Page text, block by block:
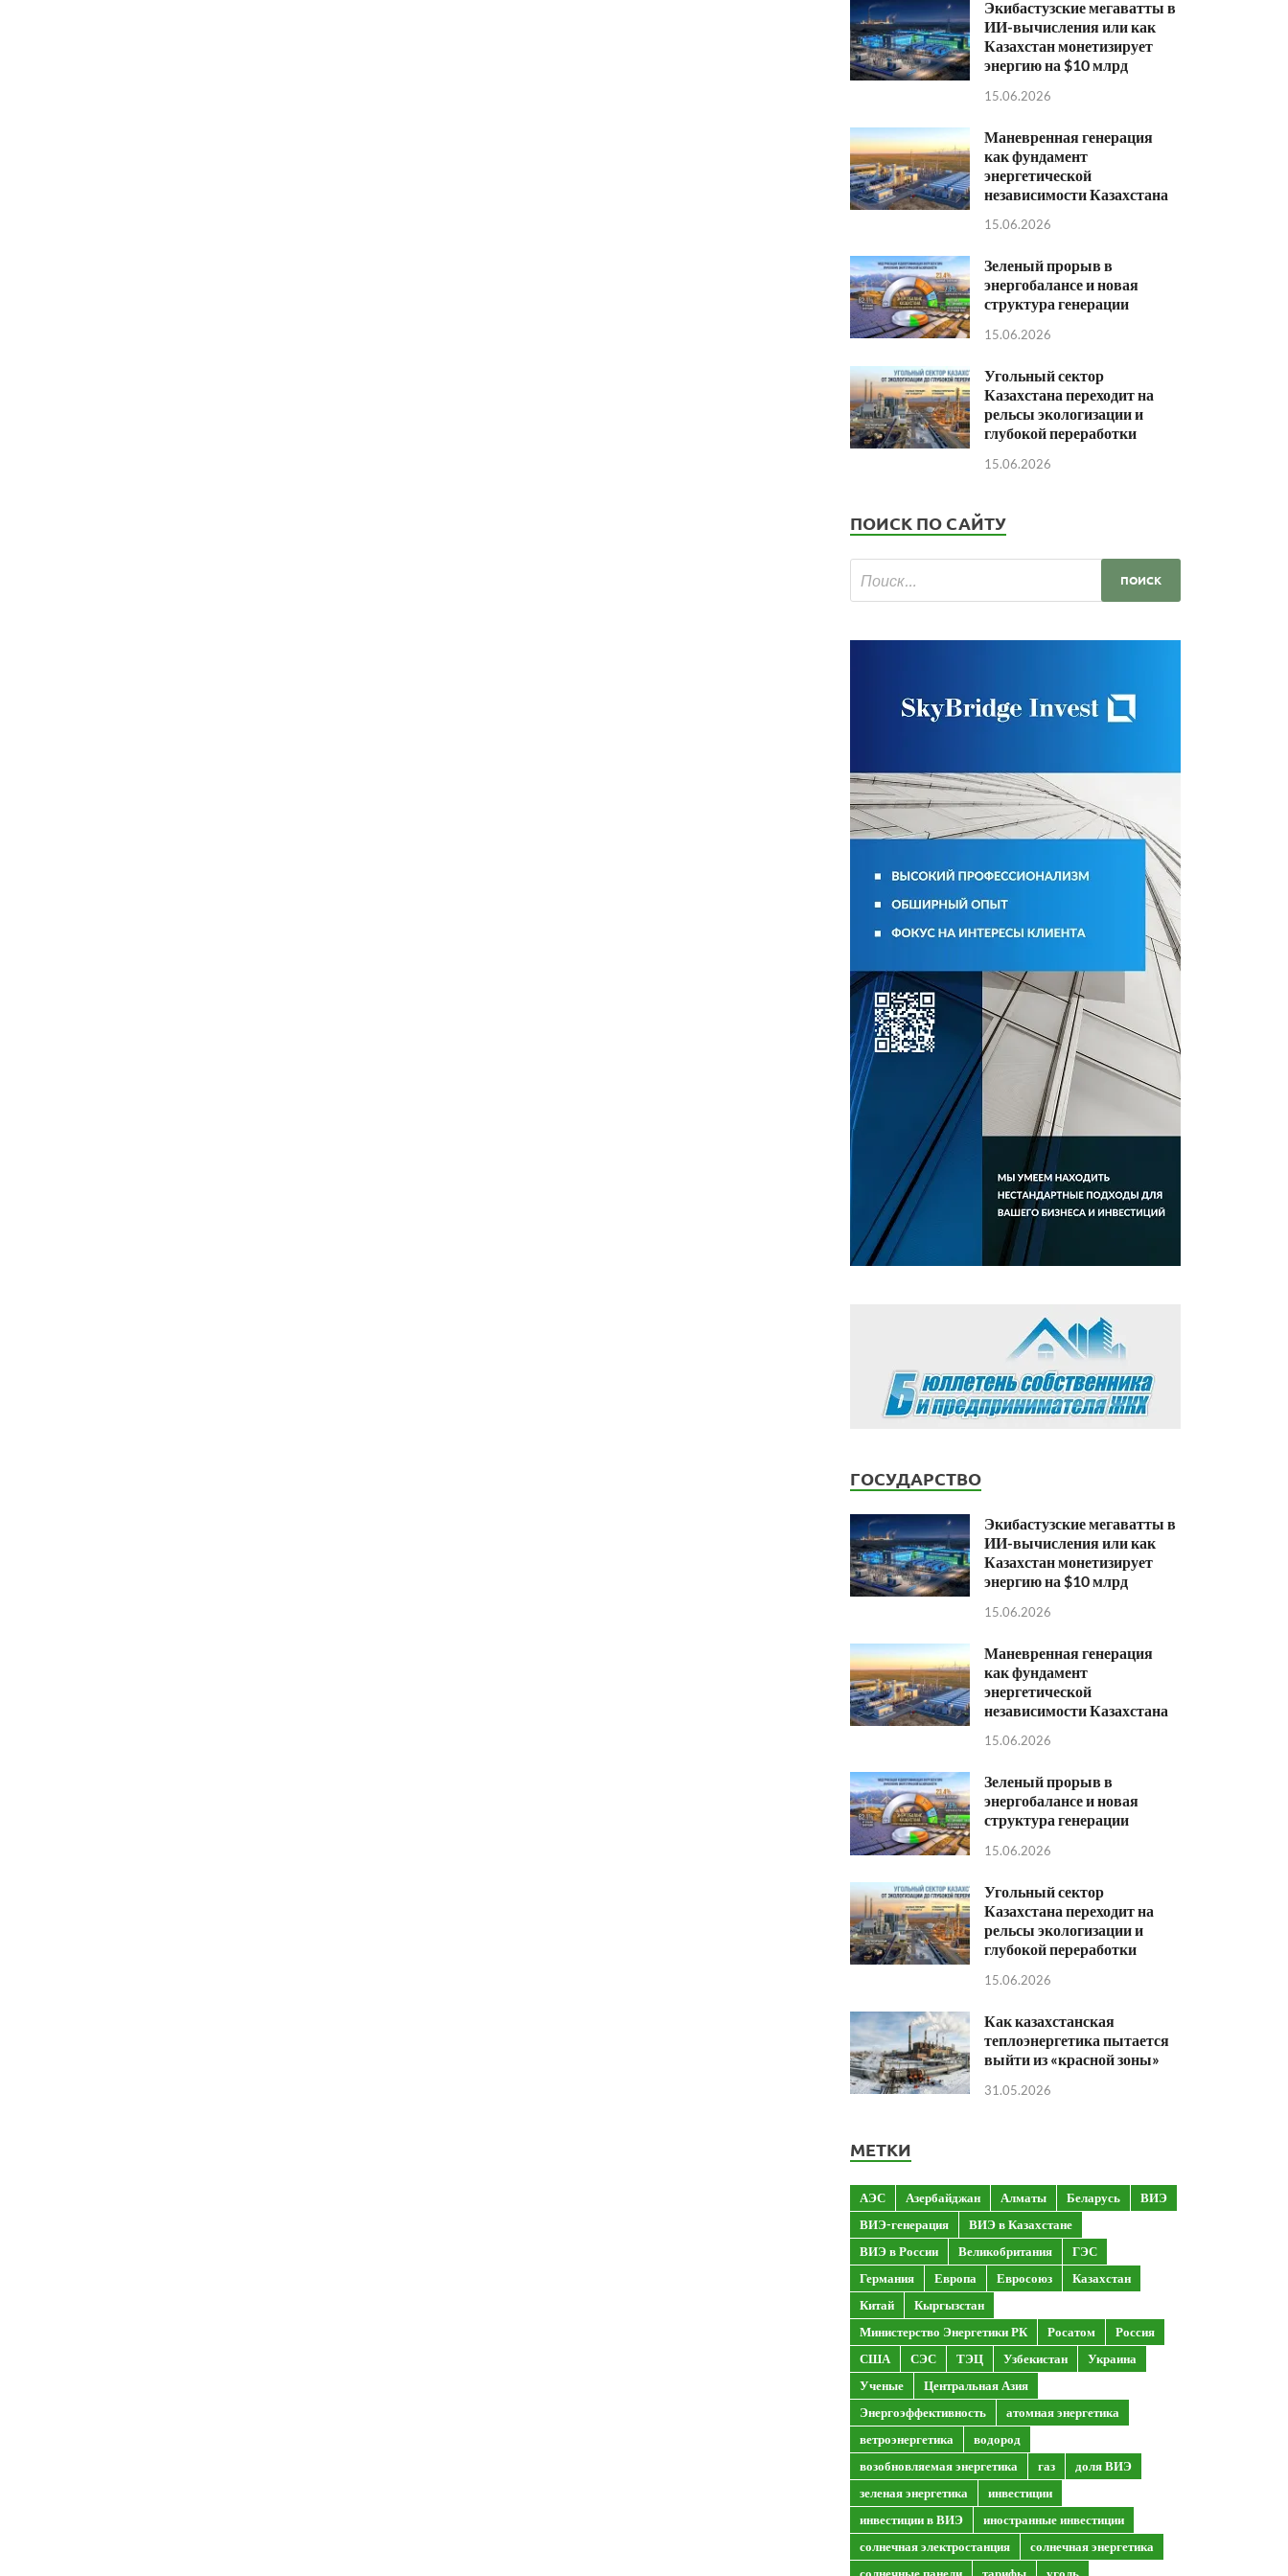
Экибастузские мегаватты в
ИИ-вычисления или как
Казахстан монетизирует
энергию на $10 млрд
15.06.2026
Маневренная генерация
как фундамент
энергетической
независимости Казахстана
15.06.2026
Зеленый прорыв в
энергобалансе и новая
структура генерации
15.06.2026
Угольный сектор
Казахстана переходит на
рельсы экологизации и
глубокой переработки
15.06.2026
ПОИСК ПО САЙТУ
ГОСУДАРСТВО
Экибастузские мегаватты в
ИИ-вычисления или как
Казахстан монетизирует
энергию на $10 млрд
15.06.2026
Маневренная генерация
как фундамент
энергетической
независимости Казахстана
15.06.2026
Зеленый прорыв в
энергобалансе и новая
структура генерации
15.06.2026
Угольный сектор
Казахстана переходит на
рельсы экологизации и
глубокой переработки
15.06.2026
Как казахстанская
теплоэнергетика пытается
выйти из «красной зоны»
31.05.2026
МЕТКИ
АЭС Азербайджан Алматы Беларусь
ВИЭ
ВИЭ-генерация
ВИЭ в Казахстане
ВИЭ в России
Великобритания
ГЭС
Германия
Европа Евросоюз
Казахстан
Китай
Кыргызстан
Министерство Энергетики РК
Росатом
Россия
США
СЭС ТЭЦ Узбекистан
Украина
Ученые
Центральная Азия
Энергоэффективность
атомная энергетика
ветроэнергетика
водород
возобновляемая энергетика
газ
доля ВИЭ
зеленая энергетика
инвестиции
инвестиции в ВИЭ
иностранные инвестиции
солнечная электростанция
солнечная энергетика
солнечные панели
тарифы уголь